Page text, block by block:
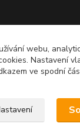
webu,
Nastavení
ve spodní